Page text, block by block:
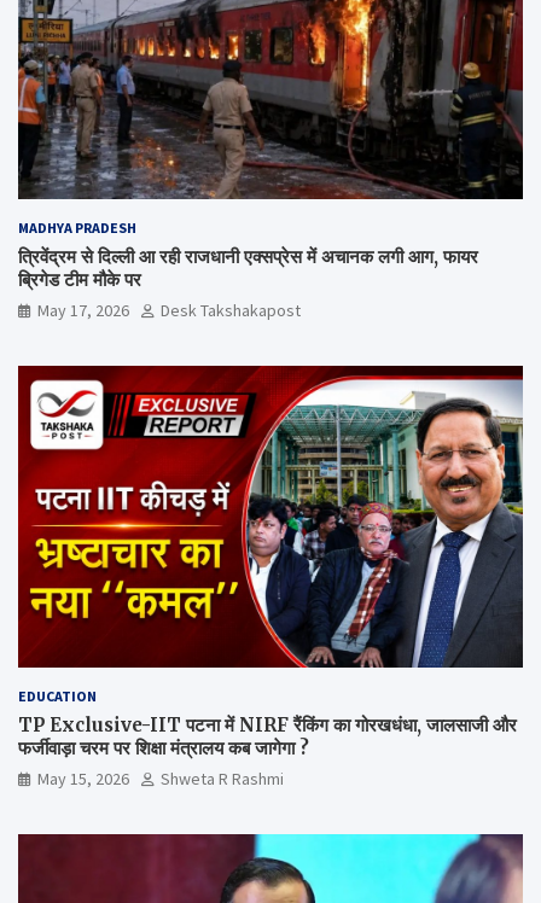
MADHYA PRADESH
त्रिवेंद्रम से दिल्ली आ रही राजधानी एक्सप्रेस में अचानक लगी आग, फायर
ब्रिगेड टीम मौके पर
May 17, 2026 Desk Takshakapost
EDUCATION
TP Exclusive-IIT पटना में NIRF रैंकिंग का गोरखधंधा, जालसाजी और
फर्जीवाड़ा चरम पर शिक्षा मंत्रालय कब जागेगा ?
May 15, 2026 Shweta R Rashmi